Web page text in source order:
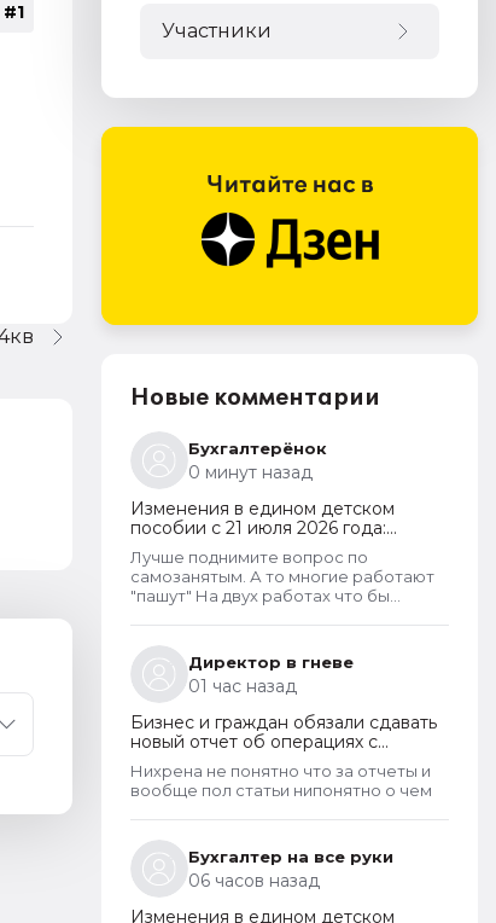
#1
Участники
Новые комментарии
Бухгалтерёнок
0 минут назад
Изменения в едином детском
пособии с 21 июля 2026 года:
пересмотр правила нулевого
дохода и новый порядок
оформления пособий по месту
пребывания
Лучше поднимите вопрос по
самозанятым. А то многие работают
"пашут" На двух работах что бы
получают выплаты не для детей а на
"бутылку"
Директор в гневе
01 час назад
Бизнес и граждан обязали сдавать
новый отчет об операциях с
криптовалютами на иностранных
платформах
Нихрена не понятно что за отчеты и
вообще пол статьи нипонятно о чем
Бухгалтер на все руки
06 часов назад
Изменения в едином детском